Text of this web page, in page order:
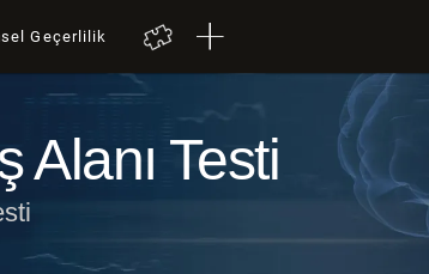
Geçerlilik
Alanı Testi